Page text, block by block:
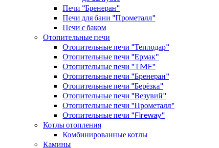
Печи "Бренеран"
Печи для бани "Прометалл"
Печи с баком
Отопительные печи
Отопительные печи "Теплодар"
Отопительные печи "Ермак"
Отопительные печи "TMF"
Отопительные печи "Бренеран"
Отопительные печи "Берёзка"
Отопительные печи "Везувий"
Отопительные печи "Прометалл"
Отопительные печи "Fireway"
Котлы отопления
Комбинированные котлы
Камины